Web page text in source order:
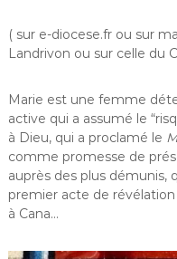
( sur e-diocese.fr ou sur
Landrivon ou sur celle du
Marie est une femme
active qui a assumé le
à Dieu, qui a proclamé le
comme promesse de
auprès des plus démunis,
premier acte de révélation
à Cana…